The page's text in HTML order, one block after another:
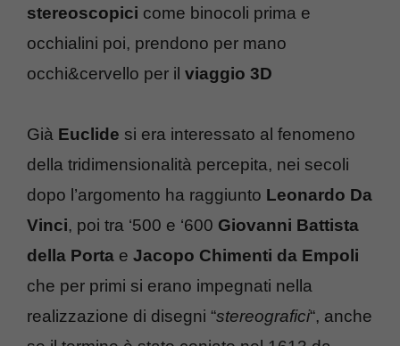
stereoscopici come binocoli prima e
occhialini poi, prendono per mano
occhi&cervello per il viaggio 3D
Già Euclide si era interessato al fenomeno
della tridimensionalità percepita, nei secoli
dopo l’argomento ha raggiunto Leonardo Da
Vinci, poi tra ‘500 e ‘600 Giovanni Battista
della Porta e Jacopo Chimenti da Empoli
che per primi si erano impegnati nella
realizzazione di disegni “stereografici“, anche